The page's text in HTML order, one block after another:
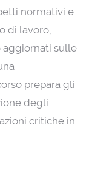
normativi e
di lavoro,
aggiornati sulle
prepara gli
degli
critiche in